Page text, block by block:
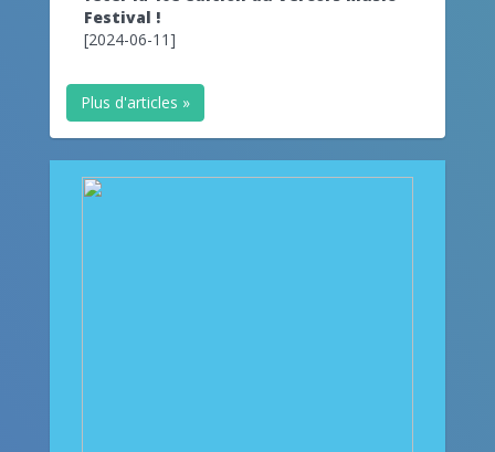
Festival !
[2024-06-11]
Plus d'articles »